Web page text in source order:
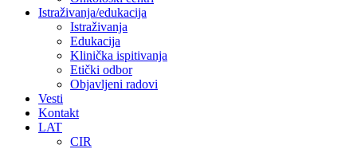
Istraživanja/edukacija
Istraživanja
Edukacija
Klinička ispitivanja
Etički odbor
Objavljeni radovi
Vesti
Kontakt
LAT
CIR